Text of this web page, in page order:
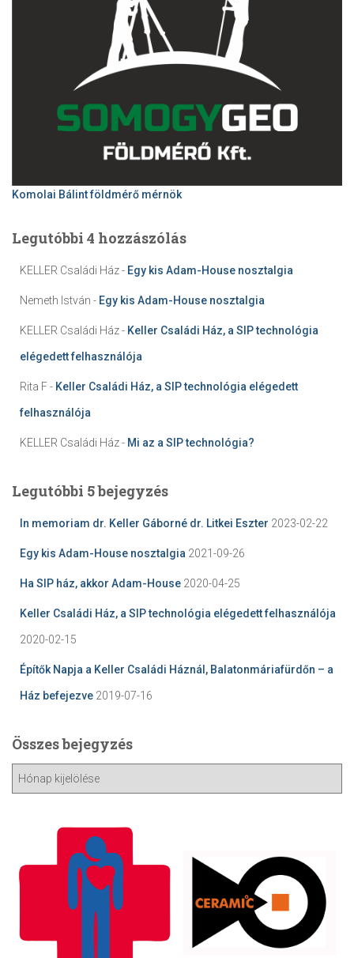
Komolai Bálint földmérő mérnök
Legutóbbi 4 hozzászólás
KELLER Családi Ház- Egy kis Adam-House nosztalgia
Nemeth István - Egy kis Adam-House nosztalgia
KELLER Családi Ház- Keller Családi Ház, a SIP technológia
elégedett felhasználója
Rita F- Keller Családi Ház, a SIP technológia elégedett
felhasználója
KELLER Családi Ház- Mi az a SIP technológia?
Legutóbbi 5 bejegyzés
In memoriam dr. Keller Gáborné dr. Litkei Eszter 2023-02-22
Egy kis Adam-House nosztalgia 2021-09-26
Ha SIP ház, akkor Adam-House 2020-04-25
Keller Családi Ház, a SIP technológia elégedett felhasználója
2020-02-15
Építők Napja a Keller Családi Háznál, Balatonmáriafürdőn – a
Ház befejezve 2019-07-16
Összes bejegyzés